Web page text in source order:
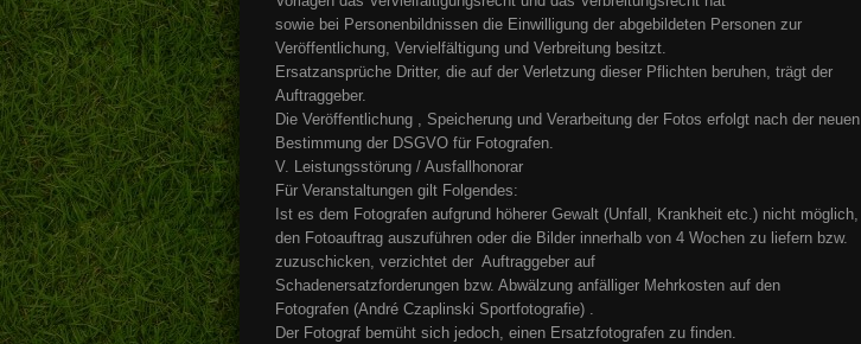
sowie bei Personenbildnissen die Einwilligung der abgebildeten Personen zur
Veröffentlichung, Vervielfältigung und Verbreitung besitzt.
Ersatzansprüche Dritter, die auf der Verletzung dieser Pflichten beruhen, trägt der
Auftraggeber.
Die Veröffentlichung , Speicherung und Verarbeitung der Fotos erfolgt nach der neuen
Bestimmung der DSGVO für Fotografen.
V. Leistungsstörung / Ausfallhonorar
Für Veranstaltungen gilt Folgendes:
Ist es dem Fotografen aufgrund höherer Gewalt (Unfall, Krankheit etc.) nicht möglich,
den Fotoauftrag auszuführen oder die Bilder innerhalb von 4 Wochen zu liefern bzw.
zuzuschicken, verzichtet der Auftraggeber auf
Schadenersatzforderungen bzw. Abwälzung anfälliger Mehrkosten auf den
Fotografen (André Czaplinski Sportfotografie) .
Der Fotograf bemüht sich jedoch, einen Ersatzfotografen zu finden.